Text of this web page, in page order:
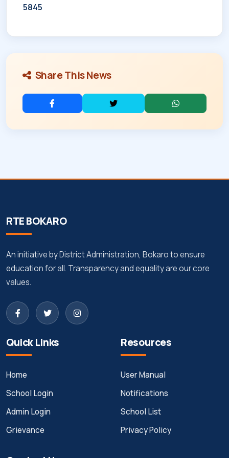
5845
Share This News
RTE BOKARO
An initiative by District Administration, Bokaro to ensure
education for all. Transparency and equality are our core
values.
Quick Links
Home
School Login
Admin Login
Grievance
Resources
User Manual
Notifications
School List
Privacy Policy